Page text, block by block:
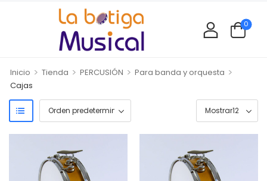
0
Inicio > Tienda > PERCUSIÓN > Para banda y orquesta >
Cajas